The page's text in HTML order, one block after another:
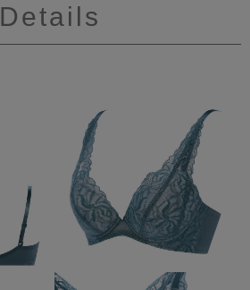
Details